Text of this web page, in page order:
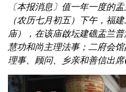
〔本报消息〕值一年一度的
（农历七月初五）下午，福
庙），在该庙啟坛建礁盂兰
慧功和尚主理法事；二府会
理事、顾问、乡亲和善信出席(